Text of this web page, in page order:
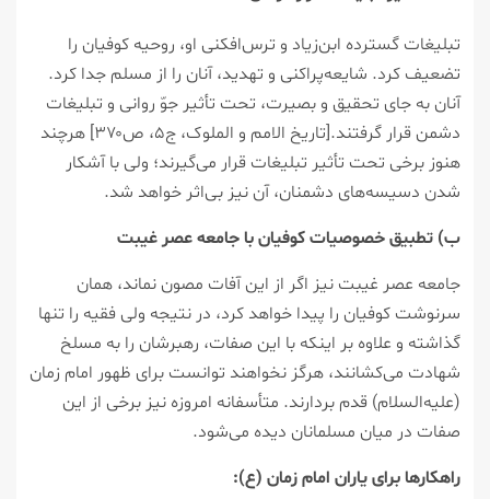
تبلیغات گسترده ابن‌زیاد و ترس‌افکنی او، روحیه کوفیان را
تضعیف کرد. شایعه‌پراکنی و تهدید، آنان را از مسلم جدا کرد.
آنان به جای تحقیق و بصیرت، تحت تأثیر جوّ روانی و تبلیغات
دشمن قرار گرفتند.[تاریخ الامم و الملوک، ج۵، ص۳۷۰] هرچند
هنوز برخی تحت تأثیر تبلیغات قرار می‌گیرند؛ ولی با آشکار
شدن دسیسه‌های دشمنان، آن نیز بی‌اثر خواهد شد.
ب) تطبیق خصوصیات کوفیان با جامعه عصر غیبت
جامعه عصر غیبت نیز اگر از این آفات مصون نماند، همان
سرنوشت کوفیان را پیدا خواهد کرد، در نتیجه ولی فقیه را تنها
گذاشته و علاوه بر اینکه با این صفات، رهبرشان را به مسلخ
شهادت می‌کشانند، هرگز نخواهند توانست برای ظهور امام زمان
(علیه‌السلام) قدم بردارند. متأسفانه امروزه نیز برخی از این
صفات در میان مسلمانان دیده می‌شود.
راهکارها برای یاران امام زمان (ع):